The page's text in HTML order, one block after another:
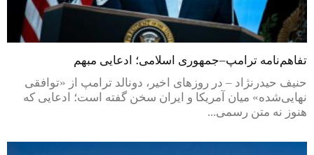
تفاهم‌نامه ترامپ–جمهوری اسلامی؛ ادعایی مبهم
حنیف حیدرنژاد – در روزهای اخیر، دونالد ترامپ از «توافقی
نهایی‌شده» میان آمریکا و ایران سخن گفته است؛ ادعایی که
هنوز نه متن رسمی...